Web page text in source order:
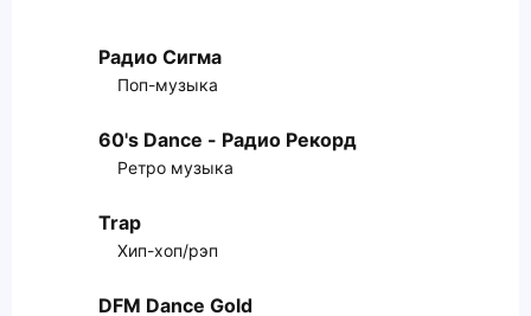
Радио Сигма
Поп-музыка
60's Dance - Радио Рекорд
Ретро музыка
Trap
Хип-хоп/рэп
DFM Dance Gold